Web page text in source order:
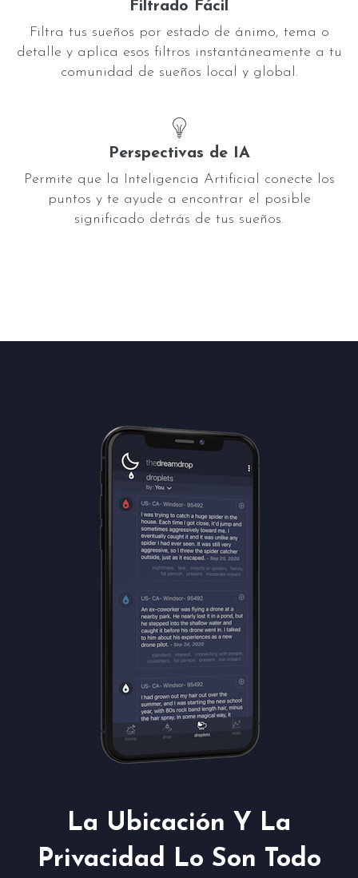
Filtrado Fácil
Filtra tus sueños por estado de ánimo, tema o
detalle y aplica esos filtros instantáneamente a tu
comunidad de sueños local y global.
Perspectivas de IA
Permite que la Inteligencia Artificial conecte los
puntos y te ayude a encontrar el posible
significado detrás de tus sueños.
La Ubicación Y La
Privacidad Lo Son Todo